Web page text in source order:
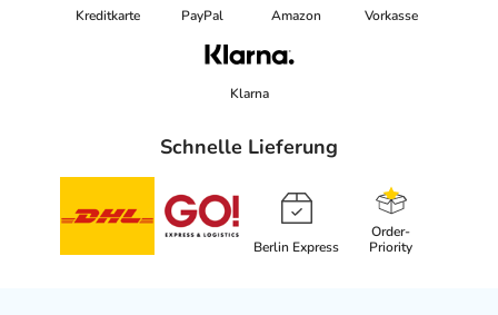
Kreditkarte PayPal Amazon Vorkasse
Klarna
Schnelle Lieferung
Berlin Express
Order-
Priority